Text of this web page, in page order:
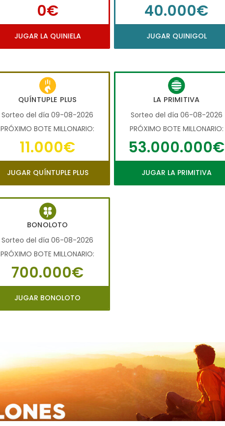
0€
JUGAR LA QUINIELA
40.000€
JUGAR QUINIGOL
QUÍNTUPLE PLUS
Sorteo del día 09-08-2026
PRÓXIMO BOTE MILLONARIO:
11.000€
JUGAR QUÍNTUPLE PLUS
LA PRIMITIVA
Sorteo del día 06-08-2026
PRÓXIMO BOTE MILLONARIO:
53.000.000€
JUGAR LA PRIMITIVA
BONOLOTO
Sorteo del día 06-08-2026
PRÓXIMO BOTE MILLONARIO:
700.000€
JUGAR BONOLOTO